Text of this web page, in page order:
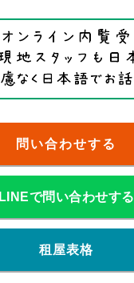
問い合わせする
LINEで問い合わせする
租屋表格